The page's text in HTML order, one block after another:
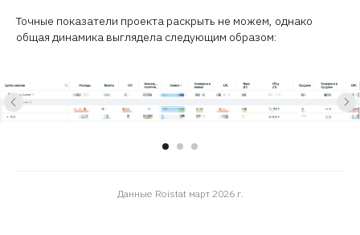
Точные показатели проекта раскрыть не можем, однако
общая динамика выглядела следующим образом:
Данные Roistat март 2026 г.